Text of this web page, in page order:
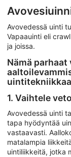
Avovedessä uinti
Vapaauinti eli
ja joissa.
Nämä
1. Vaihtele
Avovedessä uinti
tapa hyödyntää
vastaavasti.
matalampia
uintiliikkeitä, jotka